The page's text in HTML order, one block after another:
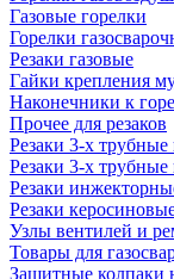
Газовые горелки
Горелки
Резаки газовые
Гайки крепления
Наконечники к
Прочее для резаков
Резаки 3-х
Резаки 3-х
Резаки
Резаки
Узлы вентилей и
Товары для
Защитные колпаки